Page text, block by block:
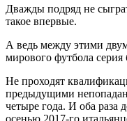
Дважды подряд не
такое впервые.
А ведь между этими
мирового футбола
Не проходят
предыдущими
четыре года. И оба раза
осенью 2017-го